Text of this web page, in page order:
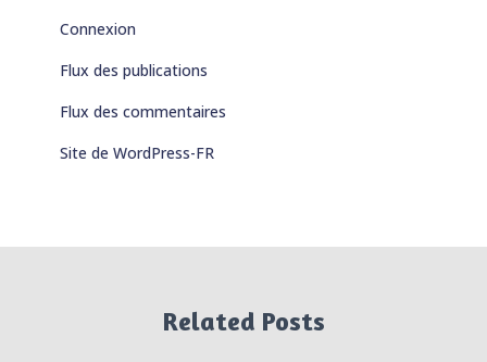
Connexion
Flux des publications
Flux des commentaires
Site de WordPress-FR
Related Posts